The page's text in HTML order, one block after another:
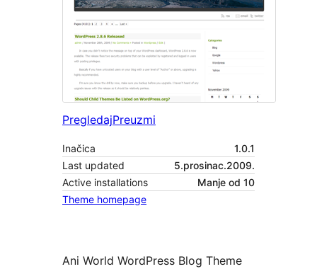
PregledajPreuzmi
Inačica
1.0.1
Last updated
5.prosinac.2009.
Active installations
Manje od 10
Theme homepage
Ani World WordPress Blog Theme